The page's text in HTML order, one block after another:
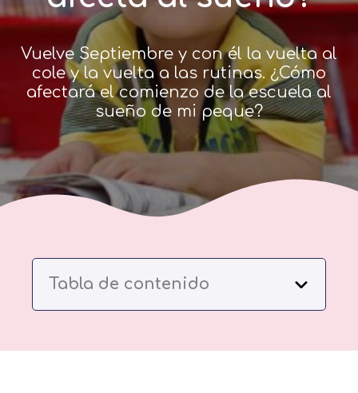
Vuelve Septiembre y con él la vuelta al
cole y la vuelta a las rutinas. ¿Cómo
afectará el comienzo de la escuela al
sueño de mi peque?
Tabla de contenido